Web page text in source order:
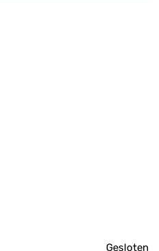
Gesloten